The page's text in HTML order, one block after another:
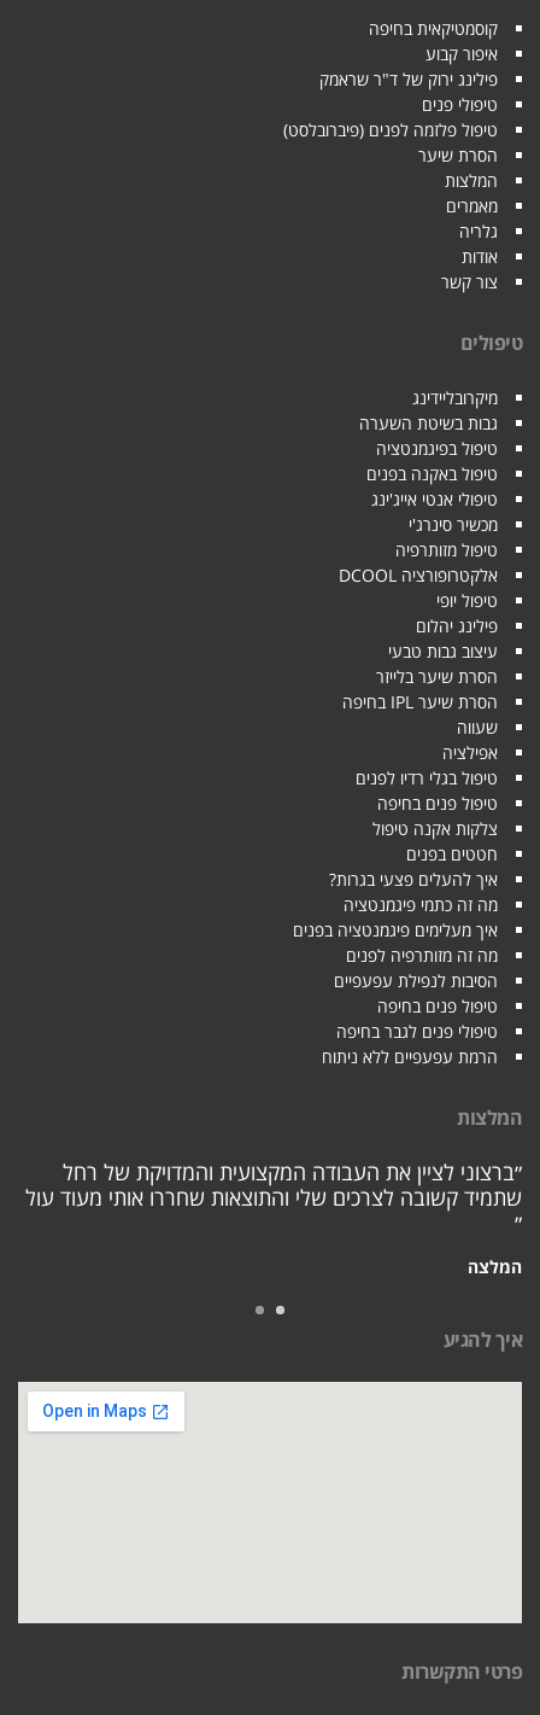
קוסמטיקאית בחיפה
איפור קבוע
פילינג ירוק של ד"ר שראמק
טיפולי פנים
טיפול פלזמה לפנים (פיברובלסט)
הסרת שיער
המלצות
מאמרים
גלריה
אודות
צור קשר
טיפולים
מיקרובליידינג
גבות בשיטת השערה
טיפול בפיגמנטציה
טיפול באקנה בפנים
טיפולי אנטי אייג'ינג
מכשיר סינרג'י
טיפול מזותרפיה
אלקטרופורציה DCOOL
טיפול יופי
פילינג יהלום
עיצוב גבות טבעי
הסרת שיער בלייזר
הסרת שיער IPL בחיפה
שעווה
אפילציה
טיפול בגלי רדיו לפנים
טיפול פנים בחיפה
צלקות אקנה טיפול
חטטים בפנים
איך להעלים פצעי בגרות?
מה זה כתמי פיגמנטציה
איך מעלימים פיגמנטציה בפנים
מה זה מזותרפיה לפנים
הסיבות לנפילת עפעפיים
טיפול פנים בחיפה
טיפולי פנים לגבר בחיפה
הרמת עפעפיים ללא ניתוח
המלצות
״ברצוני לציין את העבודה המקצועית והמדויקת של רחל
שתמיד קשובה לצרכים שלי והתוצאות שחררו אותי מעוד עול
״
המלצה
איך להגיע
פרטי התקשרות